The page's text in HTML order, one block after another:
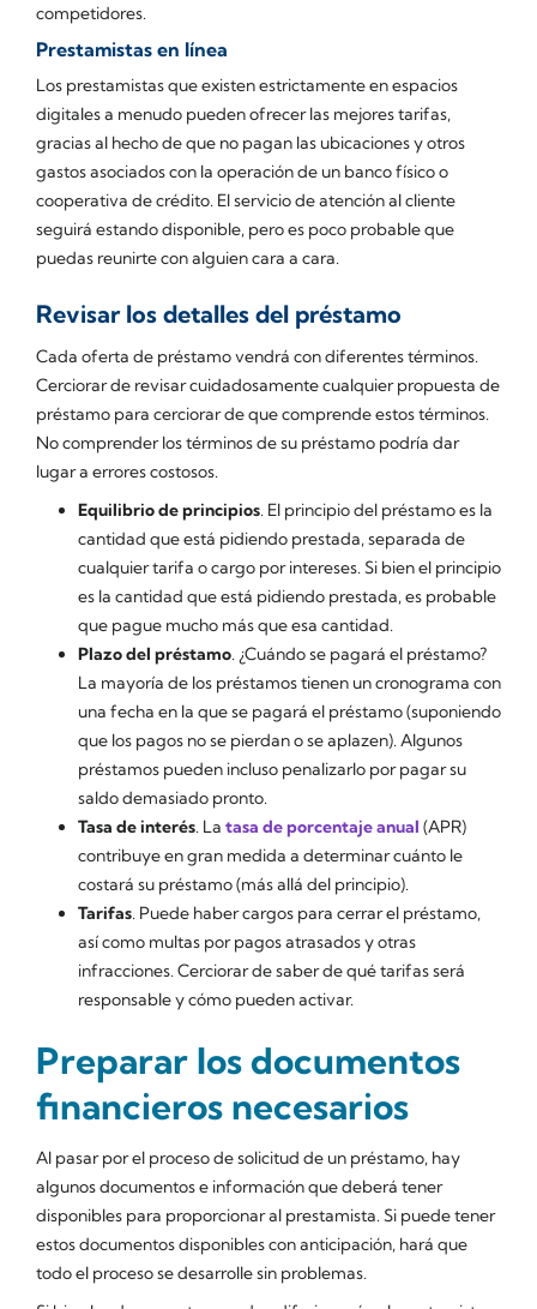
competidores.
Prestamistas en línea
Los prestamistas que existen estrictamente en espacios
digitales a menudo pueden ofrecer las mejores tarifas,
gracias al hecho de que no pagan las ubicaciones y otros
gastos asociados con la operación de un banco físico o
cooperativa de crédito. El servicio de atención al cliente
seguirá estando disponible, pero es poco probable que
puedas reunirte con alguien cara a cara.
Revisar los detalles del préstamo
Cada oferta de préstamo vendrá con diferentes términos.
Cerciorar de revisar cuidadosamente cualquier propuesta de
préstamo para cerciorar de que comprende estos términos.
No comprender los términos de su préstamo podría dar
lugar a errores costosos.
Equilibrio de principios. El principio del préstamo es la
cantidad que está pidiendo prestada, separada de
cualquier tarifa o cargo por intereses. Si bien el principio
es la cantidad que está pidiendo prestada, es probable
que pague mucho más que esa cantidad.
Plazo del préstamo. ¿Cuándo se pagará el préstamo?
La mayoría de los préstamos tienen un cronograma con
una fecha en la que se pagará el préstamo (suponiendo
que los pagos no se pierdan o se aplazen). Algunos
préstamos pueden incluso penalizarlo por pagar su
saldo demasiado pronto.
Tasa de interés. La tasa de porcentaje anual (APR)
contribuye en gran medida a determinar cuánto le
costará su préstamo (más allá del principio).
Tarifas. Puede haber cargos para cerrar el préstamo,
así como multas por pagos atrasados y otras
infracciones. Cerciorar de saber de qué tarifas será
responsable y cómo pueden activar.
Preparar los documentos
financieros necesarios
Al pasar por el proceso de solicitud de un préstamo, hay
algunos documentos e información que deberá tener
disponibles para proporcionar al prestamista. Si puede tener
estos documentos disponibles con anticipación, hará que
todo el proceso se desarrolle sin problemas.